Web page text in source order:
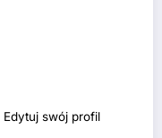
Edytuj swój profil